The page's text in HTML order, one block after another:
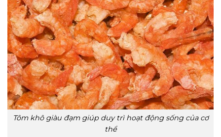
Tôm khô giàu đạm giúp duy trì hoạt động sống của cơ
thể